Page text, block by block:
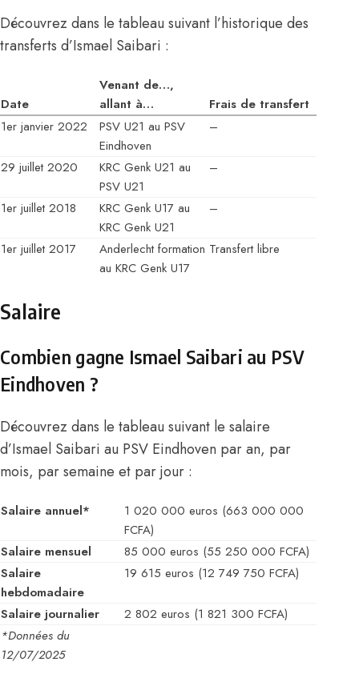
Découvrez dans le tableau suivant l’historique des
transferts d’Ismael Saibari :
Date
Venant de…,
allant à…
Frais de transfert
1er janvier 2022
PSV U21 au PSV
Eindhoven
–
29 juillet 2020
KRC Genk U21 au
PSV U21
–
1er juillet 2018
KRC Genk U17 au
KRC Genk U21
–
1er juillet 2017
Anderlecht formation
au KRC Genk U17
Transfert libre
Salaire
Combien gagne Ismael Saibari au PSV
Eindhoven ?
Découvrez dans le tableau suivant le salaire
d’Ismael Saibari au PSV Eindhoven par an, par
mois, par semaine et par jour :
Salaire annuel*
1 020 000 euros (663 000 000
FCFA)
Salaire mensuel
85 000 euros (55 250 000 FCFA)
Salaire
hebdomadaire
19 615 euros (12 749 750 FCFA)
Salaire journalier
2 802 euros (1 821 300 FCFA)
*Données du
12/07/2025